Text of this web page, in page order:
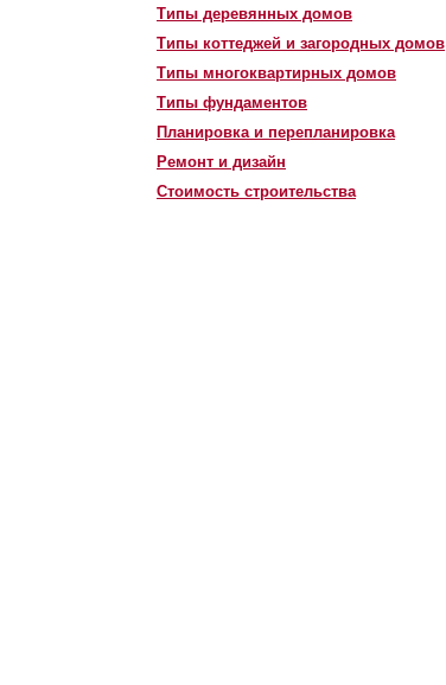
Типы деревянных домов
Типы коттеджей и загородных домов
Типы многоквартирных домов
Типы фундаментов
Планировка и перепланировка
Ремонт и дизайн
Стоимость строительства